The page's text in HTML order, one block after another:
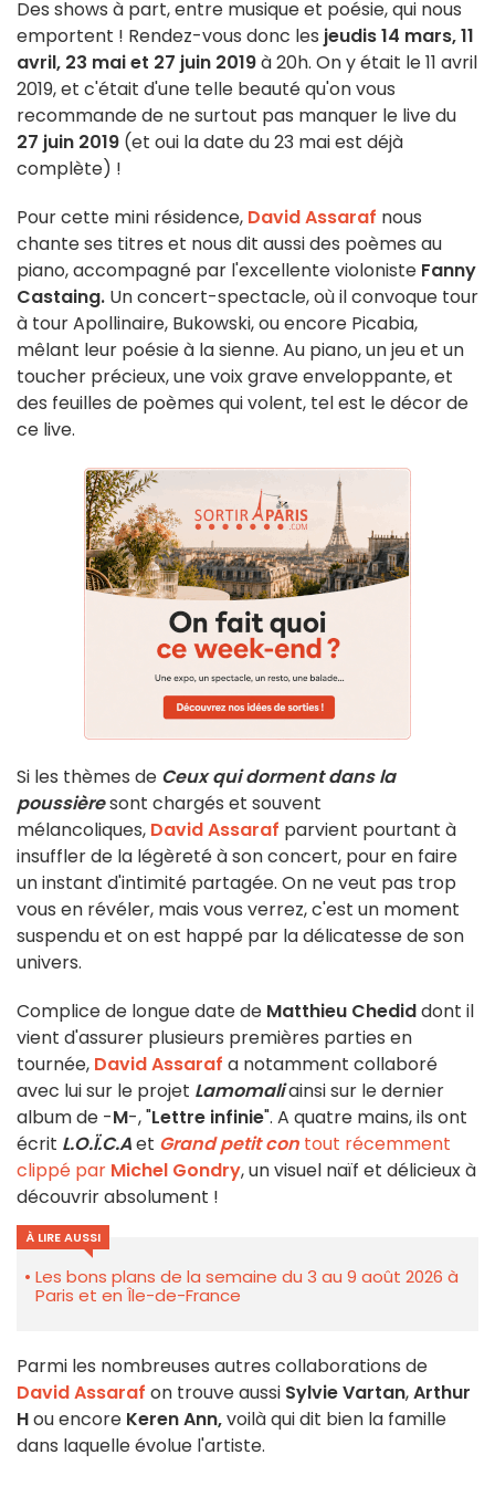
Des shows à part, entre musique et poésie, qui nous
emportent ! Rendez-vous donc les jeudis 14 mars, 11
avril, 23 mai et 27 juin 2019à 20h. On y était le 11 avril
2019, et c'était d'une telle beauté qu'on vous
recommande de ne surtout pas manquer le live du
27 juin 2019 (et oui la date du 23 mai est déjà
complète) !
Pour cette mini résidence, David Assaraf nous
chante ses titres et nous dit aussi des poèmes au
piano, accompagné par l'excellente violoniste Fanny
Castaing. Un concert-spectacle, où il convoque tour
à tour Apollinaire, Bukowski, ou encore Picabia,
mêlant leur poésie à la sienne. Au piano, un jeu et un
toucher précieux, une voix grave enveloppante, et
des feuilles de poèmes qui volent, tel est le décor de
ce live.
Si les thèmes de Ceux qui dorment dans la
poussièresont chargés et souvent
mélancoliques, David Assaraf parvient pourtant à
insuffler de la légèreté à son concert, pour en faire
un instant d'intimité partagée. On ne veut pas trop
vous en révéler, mais vous verrez, c'est un moment
suspendu et on est happé par la délicatesse de son
univers.
Complice de longue date de Matthieu Chediddont il
vient d'assurer plusieurs premières parties en
tournée, David Assaraf a notamment collaboré
avec lui sur le projet Lamomaliainsi sur le dernier
album de -M-, "Lettre infinie". A quatre mains, ils ont
écrit L.O.Ï.C.Aet Grand petit con tout récemment
clippé par Michel Gondry, un visuel naïf et délicieux à
découvrir absolument !
À LIRE AUSSI
Les bons plans de la semaine du 3 au 9 août 2026 à
Paris et en Île-de-France
Parmi les nombreuses autres collaborations de
David Assaraf on trouve aussi Sylvie Vartan,Arthur
Hou encore Keren Ann,voilà qui dit bien la famille
dans laquelle évolue l'artiste.